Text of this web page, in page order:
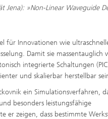
Jena): »Non-Linear Waveguide
für Innovationen wie
Damit sie massentauglich
integrierte Schaltungen
und skalierbar herstellbar
ein Simulationsverfahren,
besonders leistungsfähige
er zeigen, dass bestimmte